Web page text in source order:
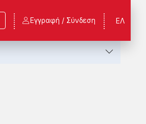
ΕΛ
Εγγραφή / Σύνδεση